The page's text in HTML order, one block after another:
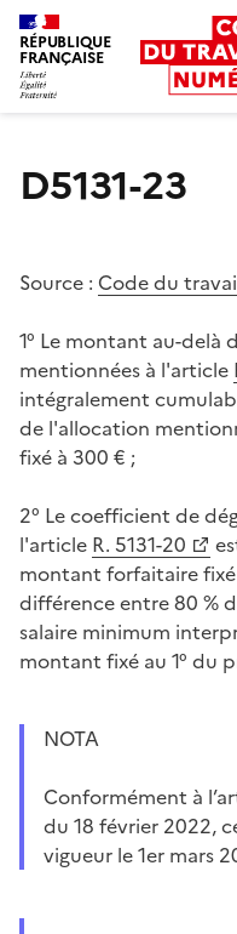
RÉPUBLIQUE
FRANÇAISE
D5131-23
Source : Code du
1° Le montant au-delà
mentionnées à l'article
intégralement
de l'allocation
fixé à 300 € ;
2° Le coefficient de
l'article R. 5131-20
montant forfaitaire
différence entre 80 %
salaire minimum
montant fixé au 1° du
NOTA
Conformément à
du 18 février 2022,
vigueur le 1er mars